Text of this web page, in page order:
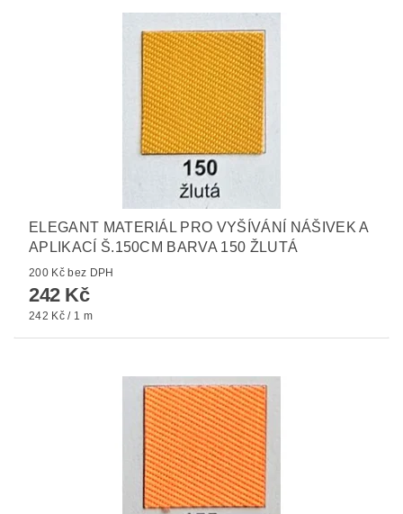
ELEGANT MATERIÁL PRO VYŠÍVÁNÍ NÁŠIVEK A
APLIKACÍ Š.150CM BARVA 150 ŽLUTÁ
200 Kč bez DPH
242 Kč
242 Kč / 1 m